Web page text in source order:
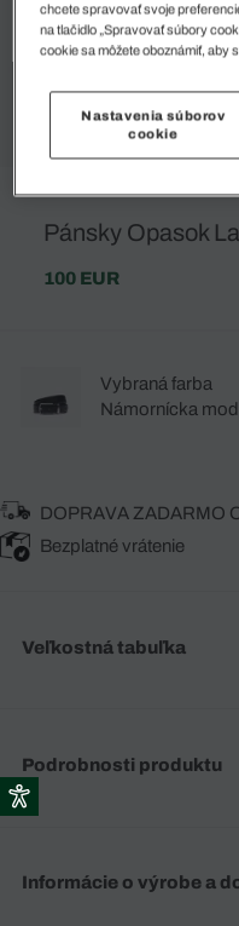
Pánsky Opasok
100 EUR
Vybraná farba
DOPRAVA ZADARMO
Bezplatné vrátenie
Veľkostná tabuľka
Podrobnosti produktu
Informácie o výrobe a
chcete spravovať svoje
na tlačidlo „Spravovať súbory
cookie sa môžete oboznámiť, aby
Nastavenia súborov
cookie